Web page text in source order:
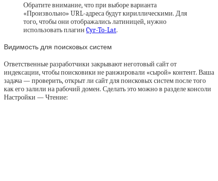
Обратите внимание, что при выборе варианта
«Произвольно» URL-адреса будут кириллическими. Для
того, чтобы они отображались латиницей, нужно
использовать плагин Cyr-To-Lat.
Видимость для поисковых систем
Ответственные разработчики закрывают неготовый сайт от
индексации, чтобы поисковики не ранжировали «сырой» контент. Ваша
задача — проверить, открыт ли сайт для поисковых систем после того
как его залили на рабочий домен. Сделать это можно в разделе консоли
Настройки — Чтение: